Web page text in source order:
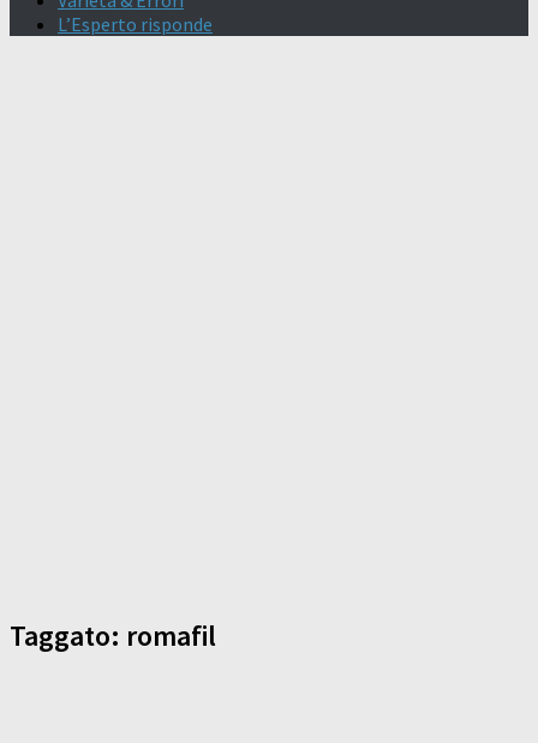
L’Esperto risponde
Taggato: romafil